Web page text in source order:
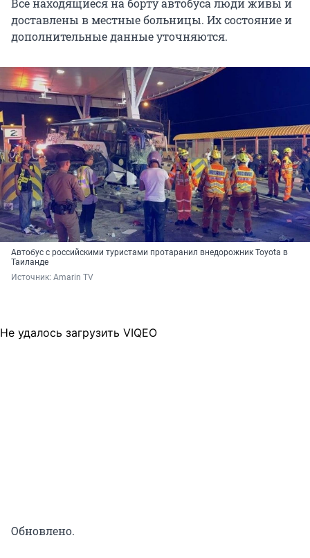
Все находящиеся на борту автобуса люди живы и
доставлены в местные больницы. Их состояние и
дополнительные данные уточняются.
Автобус с российскими туристами протаранил внедорожник Toyota в
Таиланде
Источник: Amarin TV
Не удалось загрузить VIQEO
Обновлено.